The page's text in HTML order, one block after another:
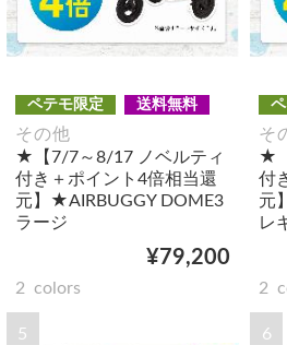
ペテモ限定 送料無料
その他
★【7/7～8/17 ノベルティ
付き＋ポイント4倍相当還
元】★AIRBUGGY DOME3
ラージ
¥79,200
2 colors
そ
★
付
元
レ
2
5 6